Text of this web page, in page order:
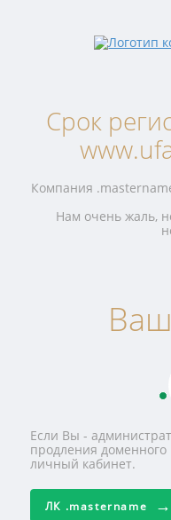
Срок
Компания
Нам очень жаль,
Если Вы -
продления
личный кабинет.
ЛК .mastername